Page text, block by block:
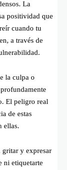
La
positividad que
cuando tu
a través de
la culpa o
El peligro real
de estas
ellas.
gritar y expresar
ni etiquetarte